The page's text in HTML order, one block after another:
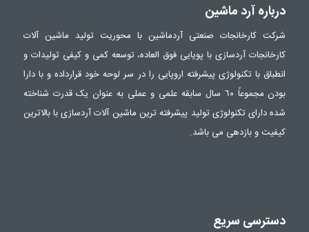
درباره آرد ماشین
شرکت کارخانجات صنعتی آردماشین با محوریت تولید ماشین آلات
کارخانجات آردسازی با پویایی فوق العاده، توسعه کمی و کیفی تولیدات و
انطباق با تکنولوژی پیشرفته اروپایی را در سر لوحه خود قرارداده و با دارا
بودن مجموعاً ٦٠ سال سابقه علمی و عملی به عنوان یک قدرت شناخته
شده دارای تکنولوژی تولید پیشرفته ترین ماشین آلات آردسازی با بالاترین
کیفیت و بازدهی می باشد.
دسترسی سریع